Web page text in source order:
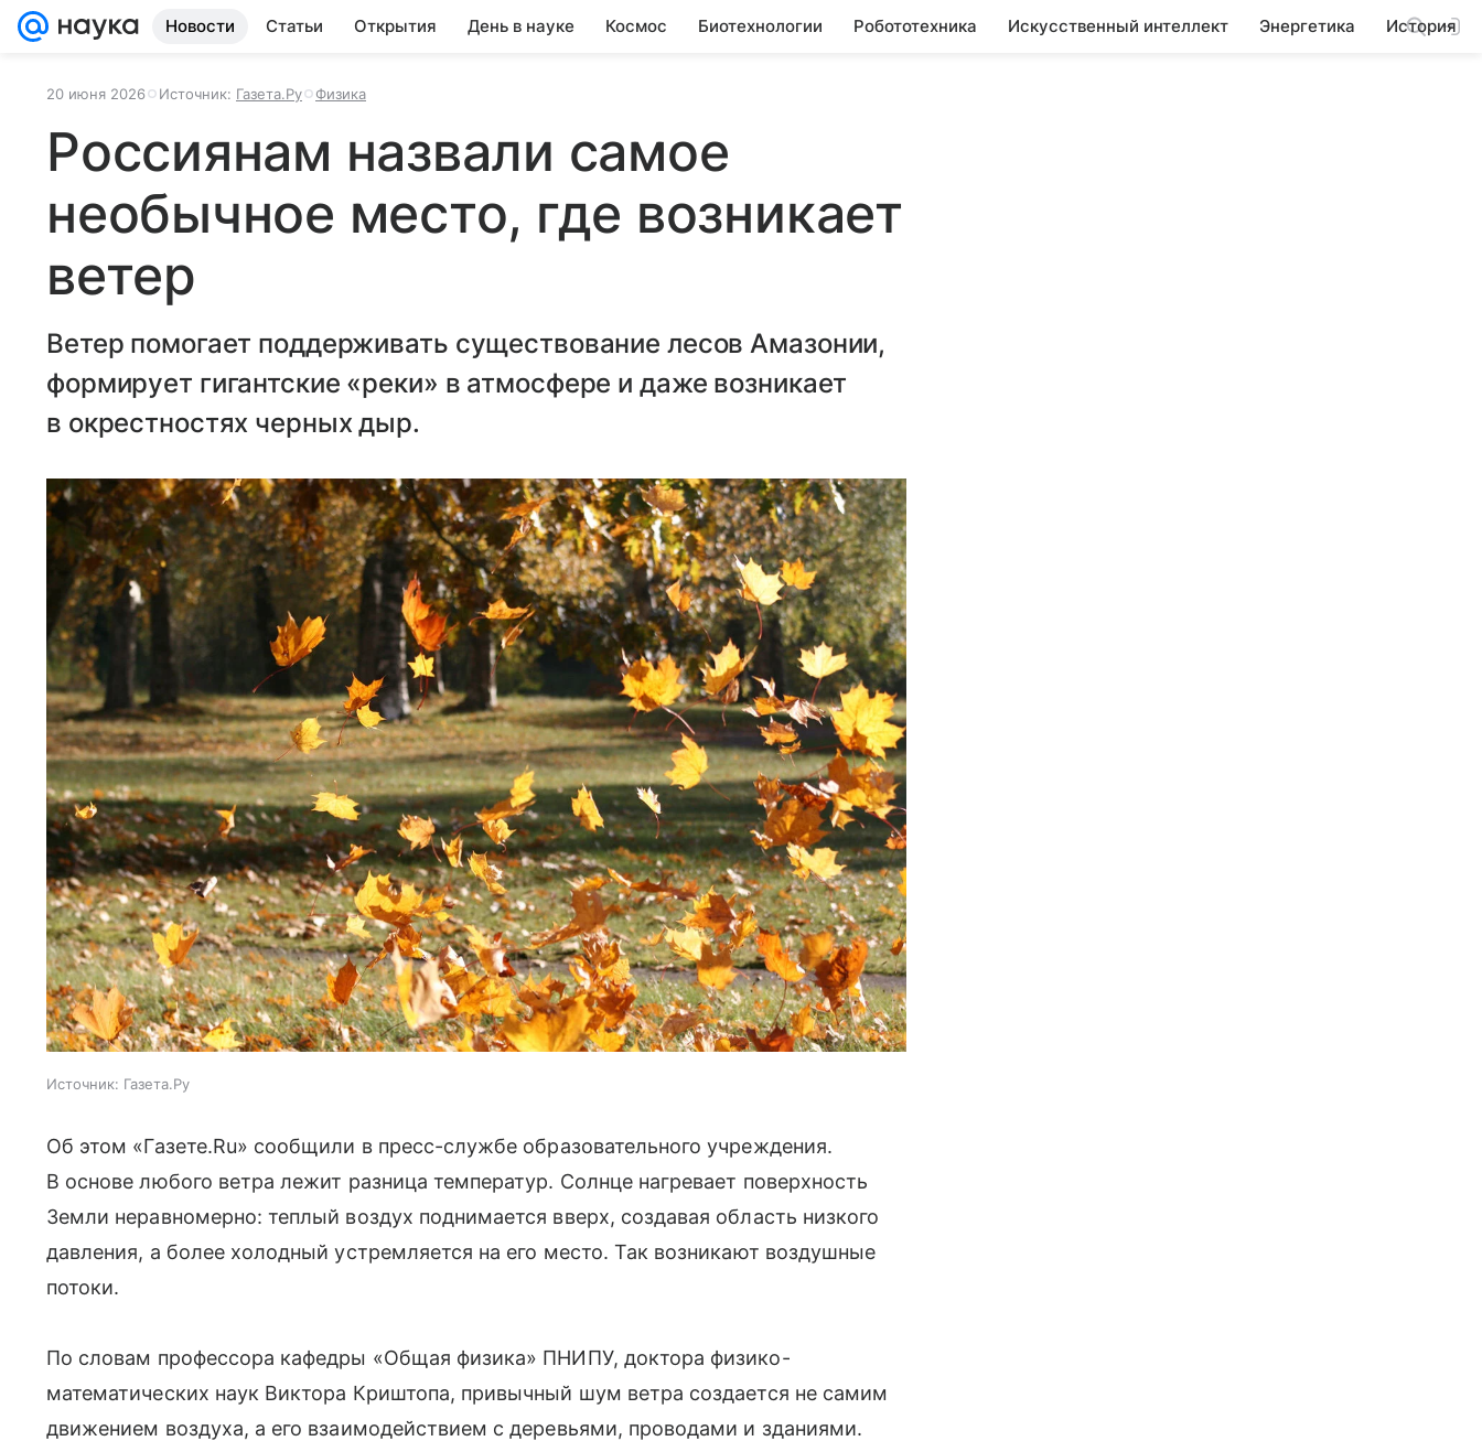
Новости Статьи Открытия День в науке Космос Биотехнологии Робототехника Искусственный интеллект Энергетика История
20 июня 2026 Источник: Газета.Ру Физика
Россиянам назвали самое
необычное место, где возникает
ветер
Ветер помогает поддерживать существование лесов Амазонии,
формирует гигантские «реки» в атмосфере и даже возникает
в окрестностях черных дыр.
Источник: Газета.Ру
Об этом «Газете.Ru» сообщили в пресс-службе образовательного учреждения.
В основе любого ветра лежит разница температур. Солнце нагревает поверхность
Земли неравномерно: теплый воздух поднимается вверх, создавая область низкого
давления, а более холодный устремляется на его место. Так возникают воздушные
потоки.
По словам профессора кафедры «Общая физика» ПНИПУ, доктора физико-
математических наук Виктора Криштопа, привычный шум ветра создается не самим
движением воздуха, а его взаимодействием с деревьями, проводами и зданиями.